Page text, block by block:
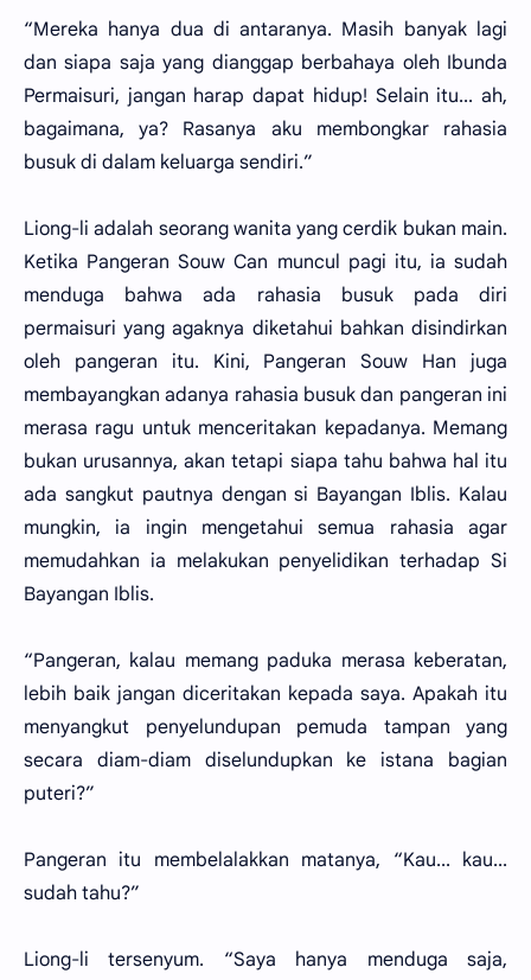
“Mereka hanya dua di antaranya. Masih banyak lagi
dan siapa saja yang dianggap berbahaya oleh Ibunda
Permaisuri, jangan harap dapat hidup! Selain itu... ah,
bagaimana, ya? Rasanya aku membongkar rahasia
busuk di dalam keluarga sendiri.”
Liong-li adalah seorang wanita yang cerdik bukan main.
Ketika Pangeran Souw Can muncul pagi itu, ia sudah
menduga bahwa ada rahasia busuk pada diri
permaisuri yang agaknya diketahui bahkan disindirkan
oleh pangeran itu. Kini, Pangeran Souw Han juga
membayangkan adanya rahasia busuk dan pangeran ini
merasa ragu untuk menceritakan kepadanya. Memang
bukan urusannya, akan tetapi siapa tahu bahwa hal itu
ada sangkut pautnya dengan si Bayangan Iblis. Kalau
mungkin, ia ingin mengetahui semua rahasia agar
memudahkan ia melakukan penyelidikan terhadap Si
Bayangan Iblis.
“Pangeran, kalau memang paduka merasa keberatan,
lebih baik jangan diceritakan kepada saya. Apakah itu
menyangkut penyelundupan pemuda tampan yang
secara diam-diam diselundupkan ke istana bagian
puteri?”
Pangeran itu membelalakkan matanya, “Kau... kau...
sudah tahu?”
Liong-li tersenyum. “Saya hanya menduga saja,